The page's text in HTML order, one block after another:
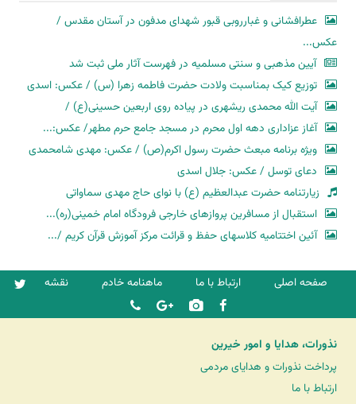
عطرافشانی و غبارروبی قبور شهدای مدفون در آستان مقدس /
عکس...
آیین مذهبی و سنتی مسلمیه در فهرست آثار ملی ثبت شد
توزیع کیک بمناسبت ولادت حضرت فاطمه زهرا (س) / عکس: اسدی
آیت الله محمدی ریشهری در پیاده روی اربعین حسینی(ع) /
آغاز عزاداری دهه اول محرم در مسجد جامع حرم مطهر/ عکس:...
ویژه برنامه مبعث حضرت رسول اکرم(ص) / عکس: مهدی شامحمدی
دعای توسل / عکس: جلال اسدی
زیارتنامه حضرت عبدالعظیم (ع) با نوای حاج مهدی سماواتی
استقبال از مسافرین پروازهای خارجی فرودگاه امام خمینی(ره)...
آئین اختتامیه کلاسهای حفظ و قرائت مرکز آموزش قرآن کریم /...
صفحه اصلی ارتباط با ما ماهنامه خادم نقشه
نذورات، هدایا و امور خیرین
پرداخت نذورات و هدایای مردمی
ارتباط با ما